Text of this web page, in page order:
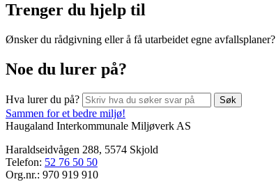
Trenger du hjelp til
Ønsker du rådgivning eller å få utarbeidet egne avfallsplaner?
Noe du lurer på?
Hva lurer du på?
Sammen for et bedre miljø!
Haugaland Interkommunale Miljøverk AS
Haraldseidvågen 288, 5574 Skjold
Telefon: 52 76 50 50
Org.nr.: 970 919 910